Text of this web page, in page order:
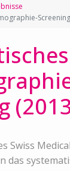
Swiss
das